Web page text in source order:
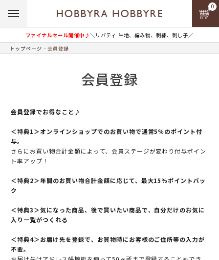
ファイナルセール開催中♪＼リバティ 生地、編み物、刺繍、刺し子／
0
トップページ 会員登録
会員登録
会員登録でお得なこと♪
＜特典1＞オンラインショップでのお買い物で通常5％のポイント付
与。
さらにお買い物合計金額によって、会員ステージが変わり付与ポイン
ト率アップ！
＜特典2＞年間のお買い物合計金額に応じて、最大15％ポイントバッ
ク
＜特典3＞気になった商品、後で買いたい商品で、自分だけのお気に
入り一覧がつくれる
＜特典4＞お届け先を登録で、お買物時にお客様のご住所等の入力が
不要。